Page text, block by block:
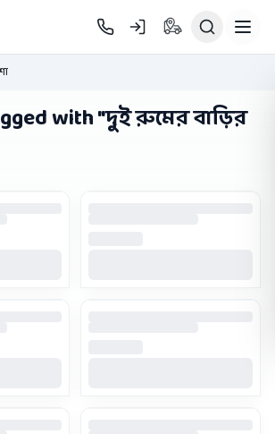
with "দুই রুমের বাড়ির